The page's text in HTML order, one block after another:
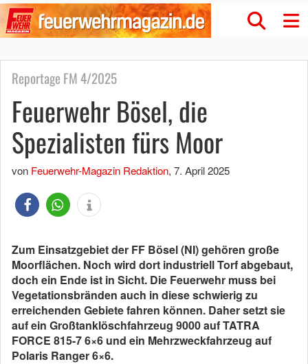
Reportage FM 4/2025
Feuerwehr Bösel, die
Spezialisten fürs Moor
von Feuerwehr-Magazin Redaktion, 7. April 2025
Zum Einsatzgebiet der FF Bösel (NI) gehören große
Moorflächen. Noch wird dort industriell Torf abgebaut,
doch ein Ende ist in Sicht. Die Feuerwehr muss bei
Vegetationsbränden auch in diese schwierig zu
erreichenden Gebiete fahren können. Daher setzt sie
auf ein Großtanklöschfahrzeug 9000 auf TATRA
FORCE 815-7 6×6 und ein Mehrzweckfahrzeug auf
Polaris Ranger 6×6.